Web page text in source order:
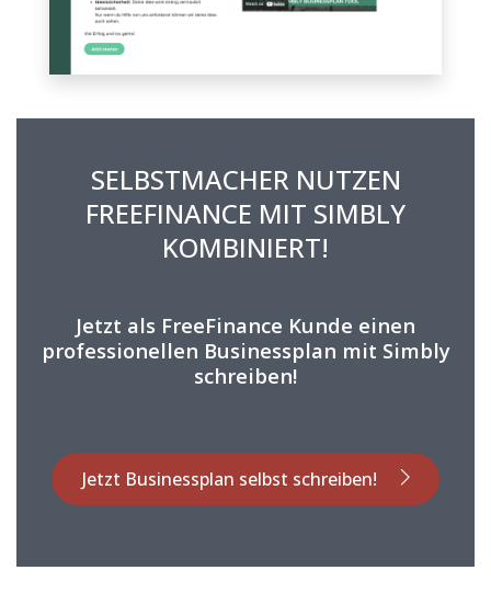
SELBSTMACHER NUTZEN
FREEFINANCE MIT SIMBLY
KOMBINIERT!
Jetzt als FreeFinance Kunde einen
professionellen Businessplan mit Simbly
schreiben!
Jetzt Businessplan selbst schreiben!